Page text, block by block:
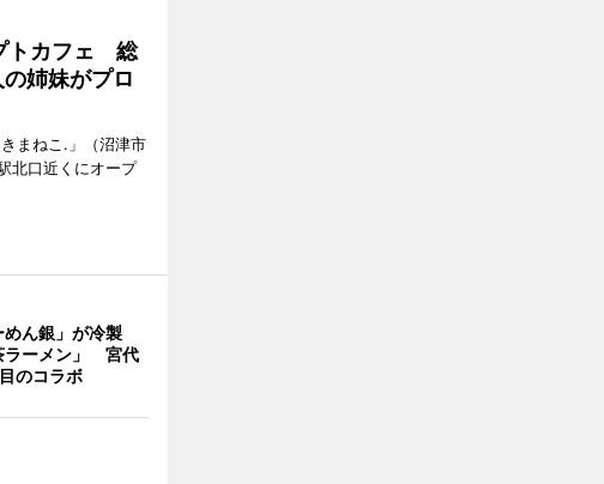
トカフェ 総
姉妹がプロ
まねこ.」（沼津市
北口近くにオープ
めん銀」が冷製
ラーメン」 宮代
のコラボ